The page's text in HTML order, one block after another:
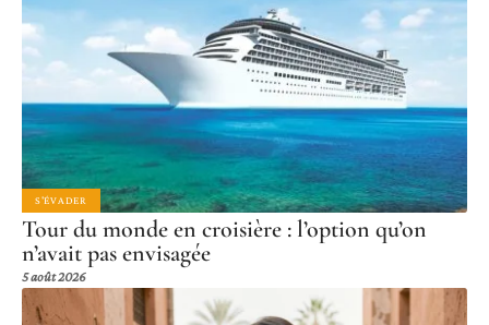
S'ÉVADER
Tour du monde en croisière : l’option qu’on
n’avait pas envisagée
5 août 2026